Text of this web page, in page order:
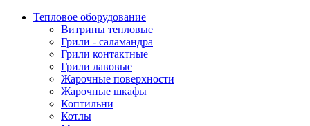
Тепловое оборудование
Витрины тепловые
Грили - саламандра
Грили контактные
Грили лавовые
Жарочные поверхности
Жарочные шкафы
Коптильни
Котлы